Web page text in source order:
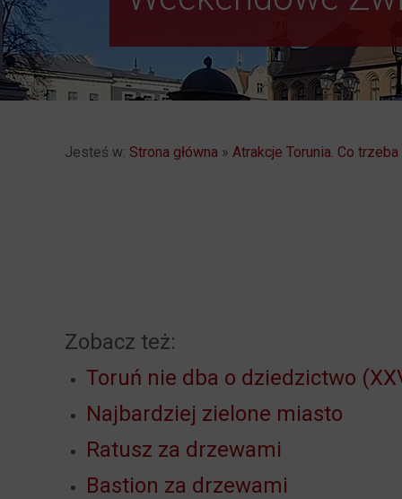
Jesteś w: Strona główna » Atrakcje Torunia. Co
Zobacz też:
Toruń nie dba o dziedzictwo
Najbardziej zielone miasto
Ratusz za drzewami
Bastion za drzewami